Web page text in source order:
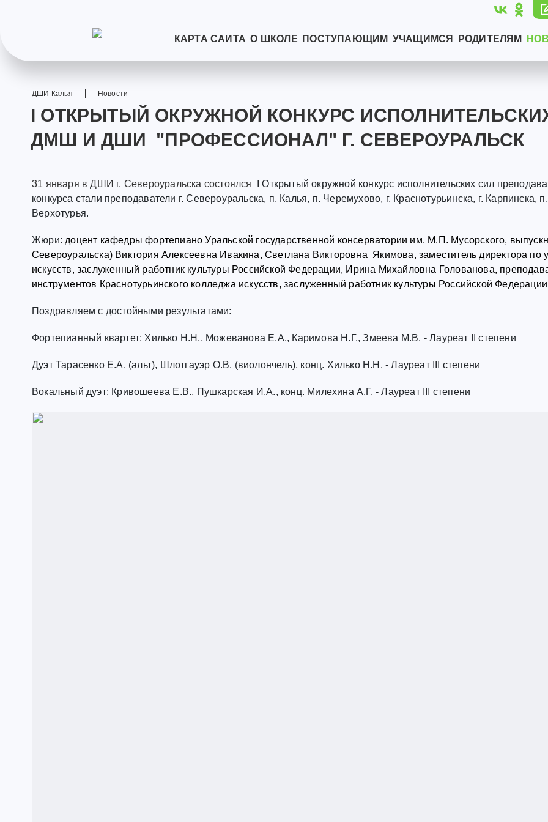
КАРТА САЙТА О ШКОЛЕ ПОСТУПАЮЩИМ УЧАЩИМСЯ РОДИТЕЛЯМ
ДШИ Калья Новости
I ОТКРЫТЫЙ ОКРУЖНОЙ КОНКУРС
ДМШ И ДШИ "ПРОФЕССИОНАЛ" Г. СЕВЕРОУРАЛЬСК
31 января в ДШИ г. Североуральска состоялся
I Открытый окружной конкурс исполнительских сил
конкурса стали преподаватели г. Североуральска, п. Калья, п. Черемухово, г. Краснотурьинска, г. Карпинска,
Верхотурья.
Жюри: доцент кафедры фортепиано Уральской государственной консерватории им. М.П. Мусорского,
Североуральска) Виктория Алексеевна Ивакина, Светлана Викторовна Якимова, заместитель директора по
искусств, заслуженный работник культуры Российской Федерации, Ирина Михайловна Голованова,
инструментов Краснотурьинского колледжа искусств, заслуженный работник культуры Российской
Поздравляем с достойными результатами:
Фортепианный квартет: Хилько Н.Н., Можеванова Е.А., Каримова Н.Г., Змеева М.В. - Лауреат II степени
Дуэт Тарасенко Е.А. (альт), Шлотгауэр О.В. (виолончель), конц. Хилько Н.Н. - Лауреат III степени
Вокальный дуэт: Кривошеева Е.В., Пушкарская И.А., конц. Милехина А.Г. - Лауреат III степени